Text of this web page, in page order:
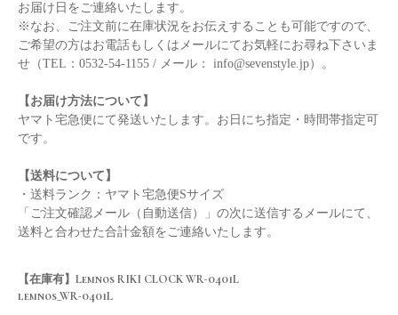
お届け日をご連絡いたします。
※なお、ご注文前に在庫状況をお伝えすることも可能ですので、
ご希望の方はお電話もしくはメールにてお気軽にお尋ね下さいま
せ（TEL：0532-54-1155 / メール： info@sevenstyle.jp）。
【お届け方法について】
ヤマト宅急便にて発送いたします。お日にち指定・時間帯指定可
です。
【送料について】
・送料ランク：ヤマト宅急便Sサイズ
「ご注文確認メール（自動送信）」の次に送信するメールにて、
送料と合わせた合計金額をご連絡いたします。
【在庫有】Lemnos RIKI CLOCK WR-0401L
lemnos_WR-0401L